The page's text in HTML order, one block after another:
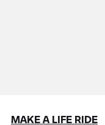
MAKE A LIFE RIDE